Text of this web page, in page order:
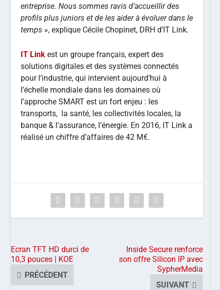
entreprise. Nous sommes ravis d’accueillir des
profils plus juniors et de les aider à évoluer dans le
temps », explique Cécile Chopinet, DRH d’IT Link.
IT Link est un groupe français, expert des
solutions digitales et des systèmes connectés
pour l’industrie, qui intervient aujourd’hui à
l’échelle mondiale dans les domaines où
l’approche SMART est un fort enjeu : les
transports, la santé, les collectivités locales, la
banque & l’assurance, l’énergie. En 2016, IT Link a
réalisé un chiffre d’affaires de 42 M€.
Ecran TFT HD durci de
10,3 pouces | KOE
PRÉCÉDENT
Inside Secure renforce
son offre Silicon IP avec
SypherMedia
SUIVANT